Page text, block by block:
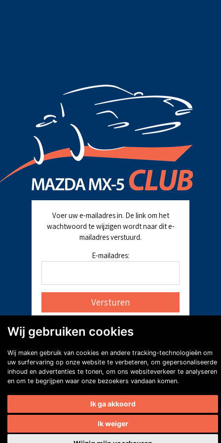
Voer uw e-mailadres in. De link om het
wachtwoord te wijzigen wordt naar dit e-
mailadres verstuurd.
E-mailadres:
Wij gebruiken cookies
Wij maken gebruik van cookies en andere tracking-technologieën om
uw surfervaring op onze website te verbeteren, om gepersonaliseerde
inhoud en advertenties te tonen, om ons websiteverkeer te analyseren
en om te begrijpen waar onze bezoekers vandaan komen.
Ik ga akkoord
Ik weiger